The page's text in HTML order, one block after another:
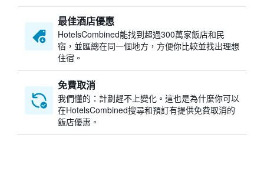
最佳酒店優惠
HotelsCombined​能找到超過300萬家飯店和民
宿，並匯總在同一個地方，方便你比較並找出理想
住宿。
免費取消
我們懂的：計劃趕不上變化。這也是為什麼你可以
在HotelsCombined搜尋和預訂有提供免費取消的
飯店優惠。